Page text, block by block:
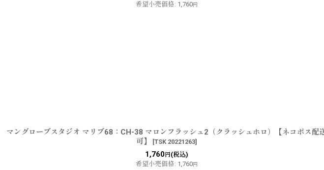
希望小売価格: 1,760円
マングローブスタジオ マリブ68：CH-38 マロンフラッシュ2（クラッシュホロ）【ネコポス配
可】
[TSK 20221263]
1,760円(税込)
希望小売価格: 1,760円